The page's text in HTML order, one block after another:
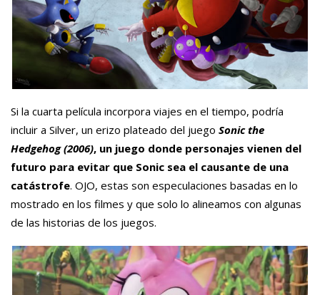
Si la cuarta película incorpora viajes en el tiempo, podría
incluir a Silver, un erizo plateado del juego Sonic the
Hedgehog (2006), un juego donde personajes vienen del
futuro para evitar que Sonic sea el causante de una
catástrofe. OJO, estas son especulaciones basadas en lo
mostrado en los filmes y que solo lo alineamos con algunas
de las historias de los juegos.